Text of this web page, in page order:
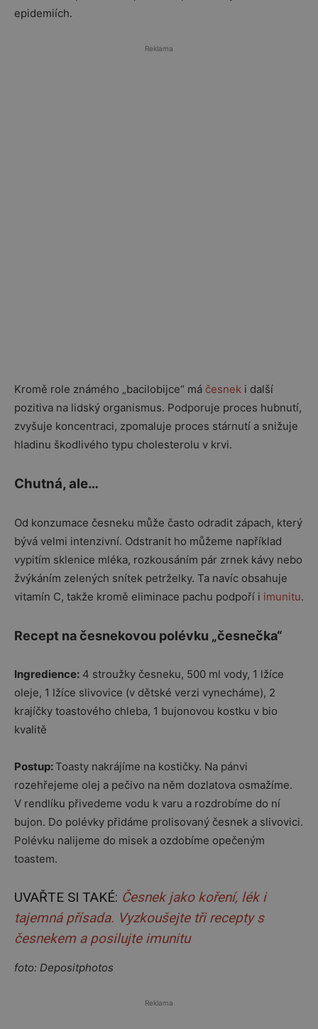
epidemiích.
Reklama
Kromě role známého „bacilobijce“ má česnek i další
pozitiva na lidský organismus. Podporuje proces hubnutí,
zvyšuje koncentraci, zpomaluje proces stárnutí a snižuje
hladinu škodlivého typu cholesterolu v krvi.
Chutná, ale…
Od konzumace česneku může často odradit zápach, který
bývá velmi intenzivní. Odstranit ho můžeme například
vypitím sklenice mléka, rozkousáním pár zrnek kávy nebo
žvýkáním zelených snítek petrželky. Ta navíc obsahuje
vitamín C, takže kromě eliminace pachu podpoří i imunitu.
Recept na česnekovou polévku „česnečka“
Ingredience: 4 stroužky česneku, 500 ml vody, 1 lžíce
oleje, 1 lžíce slivovice (v dětské verzi vynecháme), 2
krajíčky toastového chleba, 1 bujonovou kostku v bio
kvalitě
Postup:Toasty nakrájíme na kostičky. Na pánvi
rozehřejeme olej a pečivo na něm dozlatova osmažíme.
V rendlíku přivedeme vodu k varu a rozdrobíme do ní
bujon. Do polévky přidáme prolisovaný česnek a slivovici.
Polévku nalijeme do misek a ozdobíme opečeným
toastem.
UVAŘTE SI TAKÉ: Česnek jako koření, lék i
tajemná přísada. Vyzkoušejte tři recepty s
česnekem a posilujte imunitu
foto: Depositphotos
Reklama